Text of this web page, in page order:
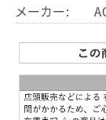
メーカー: